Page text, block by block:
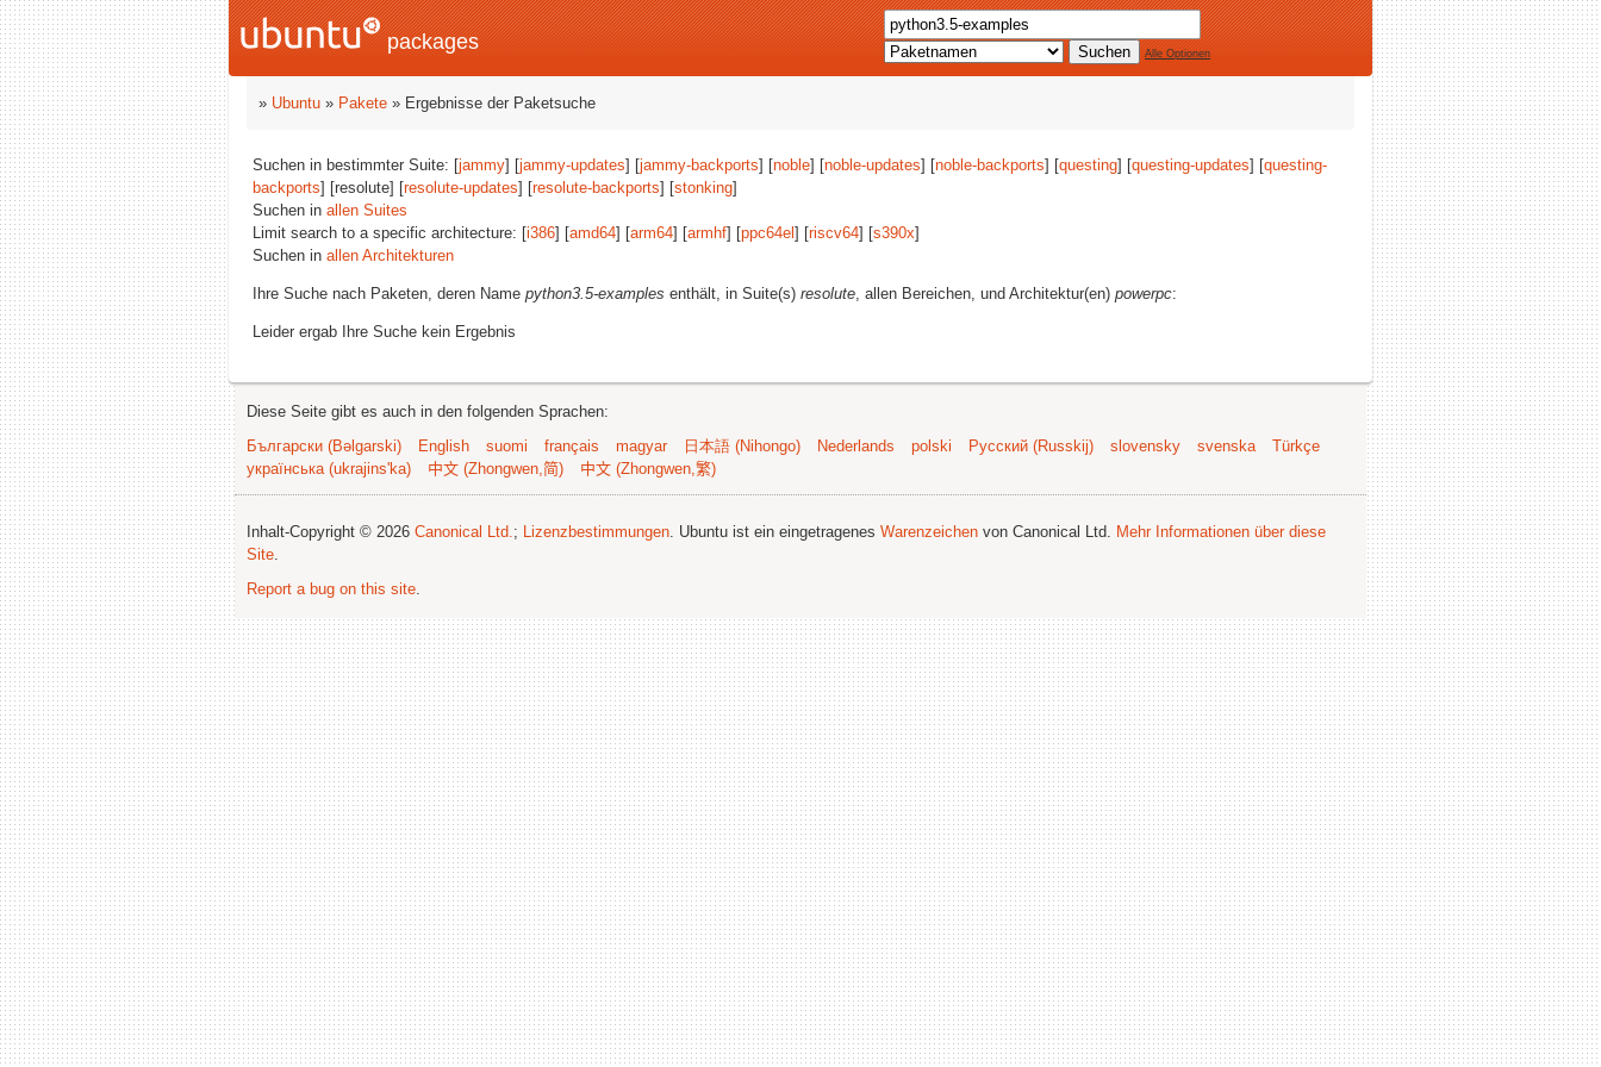
packages Alle Optionen
» Ubuntu » Pakete » Ergebnisse der Paketsuche
Suchen in bestimmter Suite: [jammy] [jammy-updates] [jammy-backports] [noble] [noble-updates] [noble-backports] [questing] [questing-updates] [questing-
backports] [resolute] [resolute-updates] [resolute-backports] [stonking]
Suchen in allen Suites
Limit search to a specific architecture: [i386] [amd64] [arm64] [armhf] [ppc64el ] [riscv64] [s390x]
Suchen in allen Architekturen
Ihre Suche nach Paketen, deren Name python3.5-examples enthält, in Suite(s) resolute, allen Bereichen, und Architektur(en) powerpc:
Leider ergab Ihre Suche kein Ergebnis
Diese Seite gibt es auch in den folgenden Sprachen:
Български (Bəlgarski)
English suomi français magyar 日本語 (Nihongo) Nederlands polski Русский (Russkij) slovensky svenska
Türkçe
українська (ukrajins'ka)
中文 (Zhongwen,简) 中文 (Zhongwen,繁)
Inhalt-Copyright © 2026 Canonical Ltd.; Lizenzbestimmungen. Ubuntu ist ein eingetragenes Warenzeichen von Canonical Ltd. Mehr Informationen über diese
Site.
Report a bug on this site.